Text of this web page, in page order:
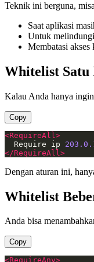
Teknik ini berguna,
Saat aplikasi
Untuk
Membatasi
Whitelist Satu
Kalau Anda hanya
Copy
<RequireAll>
  Require ip
</RequireAll>
Dengan aturan ini,
Whitelist
Anda bisa
Copy
<RequireAny>